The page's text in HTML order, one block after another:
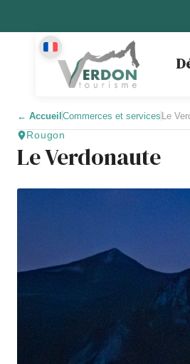
← AccueilCommerces et services Le
Rougon
Le Verdonaute